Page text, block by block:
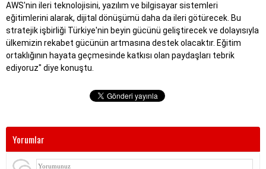
AWS'nin ileri teknolojisini, yazılım ve bilgisayar sistemleri
eğitimlerini alarak, dijital dönüşümü daha da ileri götürecek. Bu
stratejik işbirliği Türkiye'nin beyin gücünü geliştirecek ve dolayısıyla
ülkemizin rekabet gücünün artmasına destek olacaktır. Eğitim
ortaklığının hayata geçmesinde katkısı olan paydaşları tebrik
ediyoruz" diye konuştu.
Yorumlar